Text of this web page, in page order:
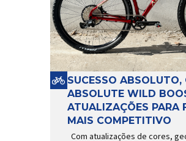
SUCESSO ABSOLUTO,
ABSOLUTE WILD
ATUALIZAÇÕES PARA
MAIS COMPETITIVO
Com atualizações de cores,